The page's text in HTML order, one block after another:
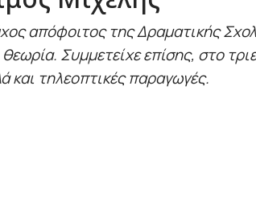
απόφοιτος της Δραματικής
Συμμετείχε επίσης, στο
και τηλεοπτικές παραγωγές.